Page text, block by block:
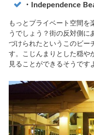
・Independence
もっとプライベート空間を
うでしょう？街の反対側に
づけられたというこのビー
す。こじんまりとした穏や
見ることができるそうです